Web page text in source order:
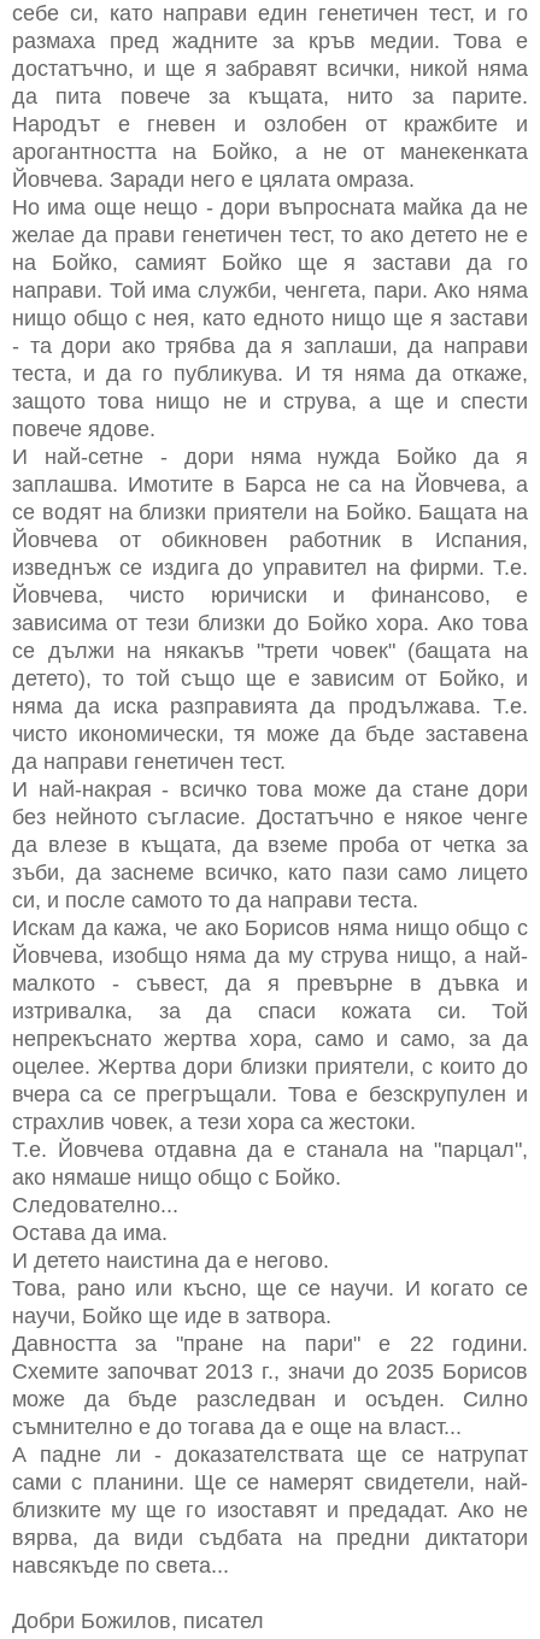
себе си, като направи един генетичен тест, и го
размаха пред жадните за кръв медии. Това е
достатъчно, и ще я забравят всички, никой няма
да пита повече за къщата, нито за парите.
Народът е гневен и озлобен от кражбите и
арогантността на Бойко, а не от манекенката
Йовчева. Заради него е цялата омраза.
Но има още нещо - дори въпросната майка да не
желае да прави генетичен тест, то ако детето не е
на Бойко, самият Бойко ще я застави да го
направи. Той има служби, ченгета, пари. Ако няма
нищо общо с нея, като едното нищо ще я застави
- та дори ако трябва да я заплаши, да направи
теста, и да го публикува. И тя няма да откаже,
защото това нищо не и струва, а ще и спести
повече ядове.
И най-сетне - дори няма нужда Бойко да я
заплашва. Имотите в Барса не са на Йовчева, а
се водят на близки приятели на Бойко. Бащата на
Йовчева от обикновен работник в Испания,
изведнъж се издига до управител на фирми. Т.е.
Йовчева, чисто юричиски и финансово, е
зависима от тези близки до Бойко хора. Ако това
се дължи на някакъв "трети човек" (бащата на
детето), то той също ще е зависим от Бойко, и
няма да иска разправията да продължава. Т.е.
чисто икономически, тя може да бъде заставена
да направи генетичен тест.
И най-накрая - всичко това може да стане дори
без нейното съгласие. Достатъчно е някое ченге
да влезе в къщата, да вземе проба от четка за
зъби, да заснеме всичко, като пази само лицето
си, и после самото то да направи теста.
Искам да кажа, че ако Борисов няма нищо общо с
Йовчева, изобщо няма да му струва нищо, а най-
малкото - съвест, да я превърне в дъвка и
изтривалка, за да спаси кожата си. Той
непрекъснато жертва хора, само и само, за да
оцелее. Жертва дори близки приятели, с които до
вчера са се прегръщали. Това е безскрупулен и
страхлив човек, а тези хора са жестоки.
Т.е. Йовчева отдавна да е станала на "парцал",
ако нямаше нищо общо с Бойко.
Следователно...
Остава да има.
И детето наистина да е негово.
Това, рано или късно, ще се научи. И когато се
научи, Бойко ще иде в затвора.
Давността за "пране на пари" е 22 години.
Схемите започват 2013 г., значи до 2035 Борисов
може да бъде разследван и осъден. Силно
съмнително е до тогава да е още на власт...
А падне ли - доказателствата ще се натрупат
сами с планини. Ще се намерят свидетели, най-
близките му ще го изоставят и предадат. Ако не
вярва, да види съдбата на предни диктатори
навсякъде по света...
Добри Божилов, писател